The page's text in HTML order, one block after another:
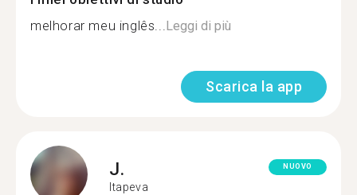
melhorar meu inglês...Leggi di più
Scarica la app
J.
Itapeva
NUOVO